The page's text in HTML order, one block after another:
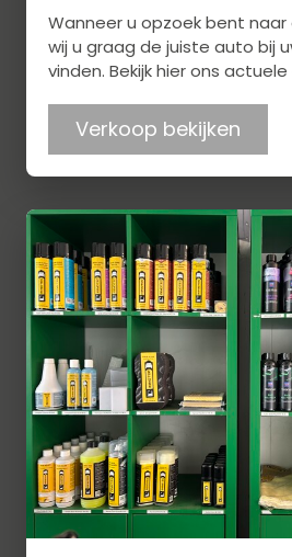
Wanneer u opzoek bent
wij u graag de juiste auto bij
vinden. Bekijk hier ons
Verkoop bekijken